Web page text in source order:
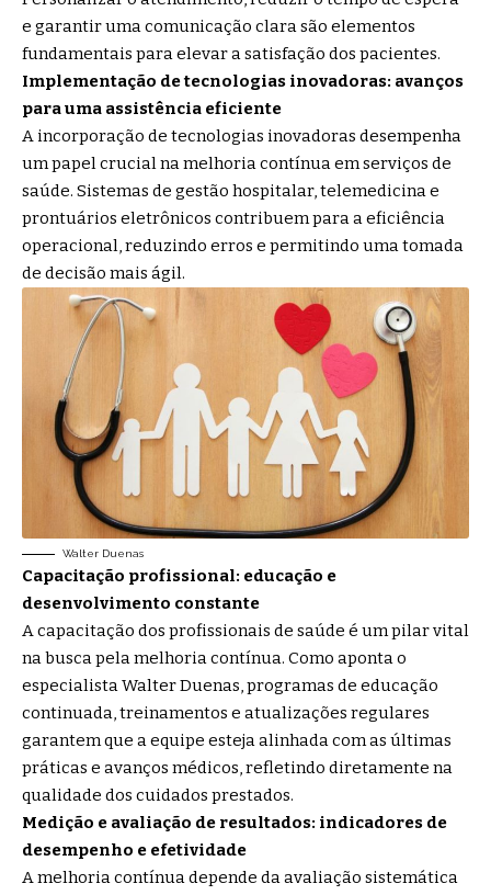
e garantir uma comunicação clara são elementos
fundamentais para elevar a satisfação dos pacientes.
Implementação de tecnologias inovadoras: avanços
para uma assistência eficiente
A incorporação de tecnologias inovadoras desempenha
um papel crucial na melhoria contínua em serviços de
saúde. Sistemas de gestão hospitalar, telemedicina e
prontuários eletrônicos contribuem para a eficiência
operacional, reduzindo erros e permitindo uma tomada
de decisão mais ágil.
Walter Duenas
Capacitação profissional: educação e
desenvolvimento constante
A capacitação dos profissionais de saúde é um pilar vital
na busca pela melhoria contínua. Como aponta o
especialista Walter Duenas, programas de educação
continuada, treinamentos e atualizações regulares
garantem que a equipe esteja alinhada com as últimas
práticas e avanços médicos, refletindo diretamente na
qualidade dos cuidados prestados.
Medição e avaliação de resultados: indicadores de
desempenho e efetividade
A melhoria contínua depende da avaliação sistemática